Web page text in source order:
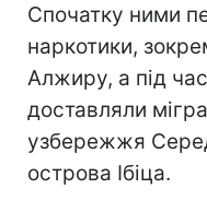
Спочатку ними
наркотики,
Алжиру, а під
доставляли
узбережжя
острова Ібіца.